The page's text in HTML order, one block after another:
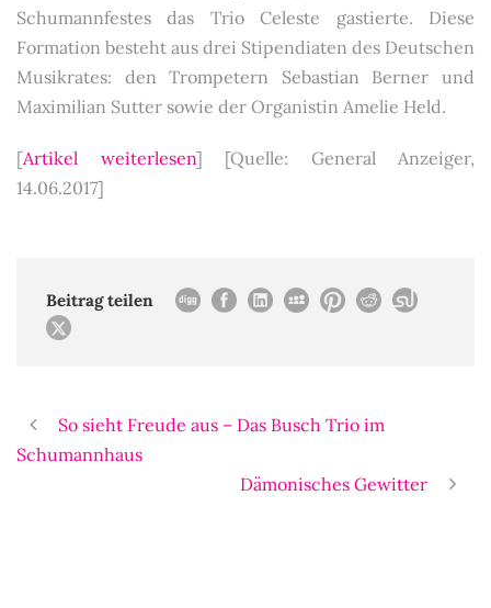
Schumannfestes das Trio Celeste gastierte. Diese
Formation besteht aus drei Stipendiaten des Deutschen
Musikrates: den Trompetern Sebastian Berner und
Maximilian Sutter sowie der Organistin Amelie Held.
[Artikel weiterlesen] [Quelle: General Anzeiger,
14.06.2017]
Beitrag teilen
So sieht Freude aus – Das Busch Trio im
Schumannhaus
Dämonisches Gewitter